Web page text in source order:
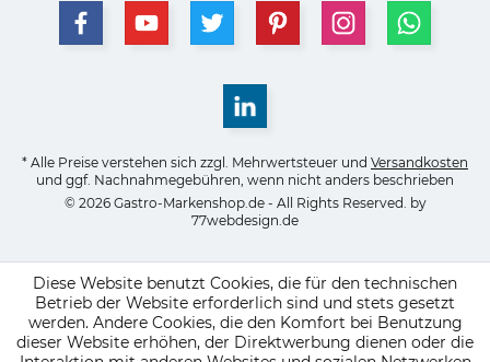
* Alle Preise verstehen sich zzgl. Mehrwertsteuer und Versandkosten
und ggf. Nachnahmegebühren, wenn nicht anders beschrieben
© 2026 Gastro-Markenshop.de - All Rights Reserved. by
77webdesign.de
Diese Website benutzt Cookies, die für den technischen
Betrieb der Website erforderlich sind und stets gesetzt
werden. Andere Cookies, die den Komfort bei Benutzung
dieser Website erhöhen, der Direktwerbung dienen oder die